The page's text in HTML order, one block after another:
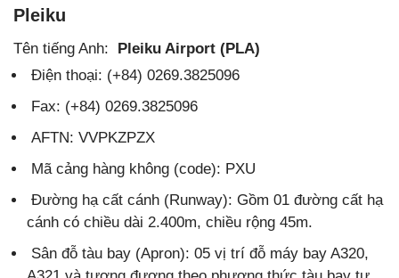
Pleiku
Tên tiếng Anh:
Pleiku Airport (PLA)
Điện thoại: (+84) 0269.3825096
Fax: (+84) 0269.3825096
AFTN: VVPKZPZX
Mã cảng hàng không (code): PXU
Đường hạ cất cánh (Runway): Gồm 01 đường cất hạ
cánh có chiều dài 2.400m, chiều rộng 45m.
Sân đỗ tàu bay (Apron): 05 vị trí đỗ máy bay A320,